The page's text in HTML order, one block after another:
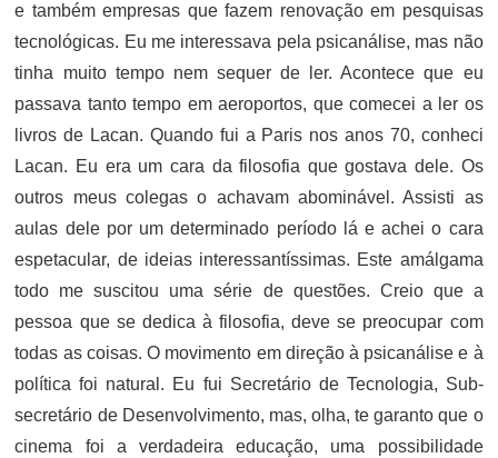
e também empresas que fazem renovação em pesquisas
tecnológicas. Eu me interessava pela psicanálise, mas não
tinha muito tempo nem sequer de ler. Acontece que eu
passava tanto tempo em aeroportos, que comecei a ler os
livros de Lacan. Quando fui a Paris nos anos 70, conheci
Lacan. Eu era um cara da filosofia que gostava dele. Os
outros meus colegas o achavam abominável. Assisti as
aulas dele por um determinado período lá e achei o cara
espetacular, de ideias interessantíssimas. Este amálgama
todo me suscitou uma série de questões. Creio que a
pessoa que se dedica à filosofia, deve se preocupar com
todas as coisas. O movimento em direção à psicanálise e à
política foi natural. Eu fui Secretário de Tecnologia, Sub-
secretário de Desenvolvimento, mas, olha, te garanto que o
cinema foi a verdadeira educação, uma possibilidade